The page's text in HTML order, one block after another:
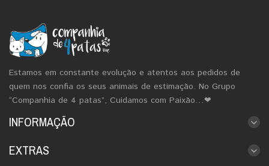
Estamos em constante evolução e atentos aos pedidos de
quem nos confia os seus animais de estimação. No Grupo
“Companhia de 4 patas”, Cuidamos com Paixão…❤
INFORMAÇÃO
EXTRAS